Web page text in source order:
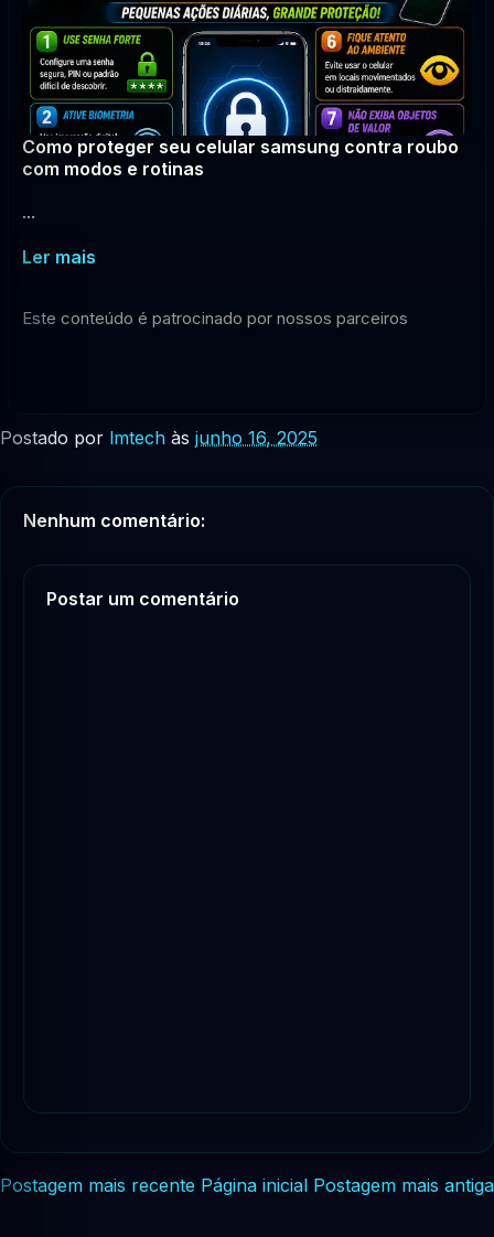
Como proteger seu celular samsung contra roubo
com modos e rotinas
...
Ler mais
Este conteúdo é patrocinado por nossos parceiros
Postado por lmtech às junho 16, 2025
Nenhum comentário:
Postar um comentário
Postagem mais recente Postagem mais antiga
Página inicial